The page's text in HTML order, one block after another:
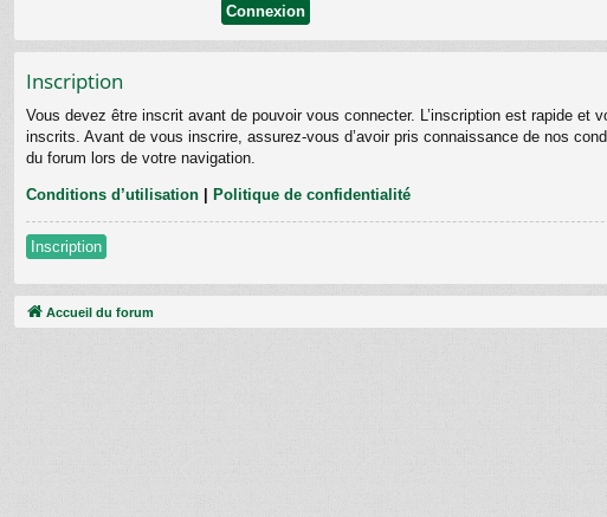
Inscription
Vous devez être inscrit avant de pouvoir vous connecter. L’inscription est rapide
inscrits. Avant de vous inscrire, assurez-vous d’avoir pris connaissance de nos
du forum lors de votre navigation.
Conditions d’utilisation | Politique de confidentialité
Inscription
Accueil du forum